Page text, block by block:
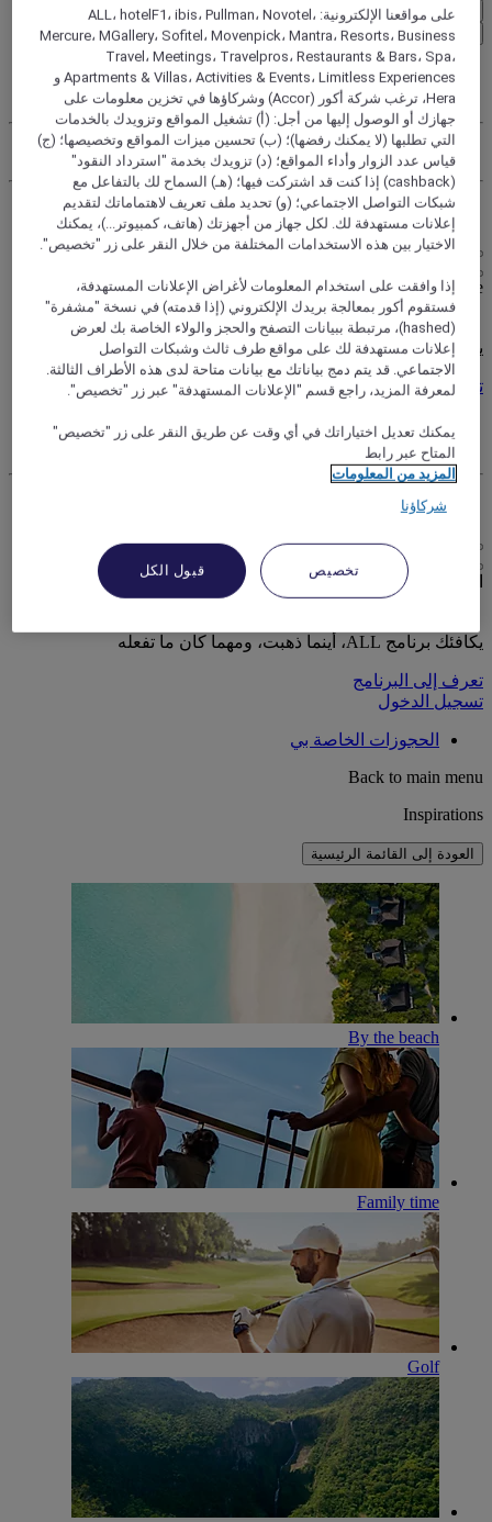
STATUS STATUS VALUE
REWARD points 1000 points
حسابي
الحجوزات الخاصة بي
كسب النقاط واستخدامها
تسجيل الخروج
FirstName LastName
يكافئك برنامج ALL، أينما ذهبت، ومهما كان ما تفعله
تعرف إلى البرنامج
حسابي
الحجوزات الخاصة بي
تسجيل الخروج
الحياة على طريقتك
يكافئك برنامج ALL، أينما ذهبت، ومهما كان ما تفعله
تعرف إلى البرنامج
تسجيل الدخول
الحجوزات الخاصة بي
Back to main menu
Inspirations
العودة إلى القائمة الرئيسية
By the beach
Family time
Golf
على مواقعنا الإلكترونية: ALL، hotelF1، ibis، Pullman، Novotel،
Mercure، MGallery، Sofitel، Movenpick، Mantra، Resorts، Business
Travel، Meetings، Travelpros، Restaurants & Bars، Spa،
Apartments & Villas، Activities & Events، Limitless Experiences و
Hera، ترغب شركة أكور (Accor) وشركاؤها في تخزين معلومات على
جهازك أو الوصول إليها من أجل: (أ) تشغيل المواقع وتزويدك بالخدمات
التي تطلبها (لا يمكنك رفضها)؛ (ب) تحسين ميزات المواقع وتخصيصها؛ (ج)
قياس عدد الزوار وأداء المواقع؛ (د) تزويدك بخدمة "استرداد النقود"
(cashback) إذا كنت قد اشتركت فيها؛ (هـ) السماح لك بالتفاعل مع
شبكات التواصل الاجتماعي؛ (و) تحديد ملف تعريف لاهتماماتك لتقديم
إعلانات مستهدفة لك. لكل جهاز من أجهزتك (هاتف، كمبيوتر...)، يمكنك
الاختيار بين هذه الاستخدامات المختلفة من خلال النقر على زر "تخصيص".
إذا وافقت على استخدام المعلومات لأغراض الإعلانات المستهدفة،
فستقوم أكور بمعالجة بريدك الإلكتروني (إذا قدمته) في نسخة "مشفرة"
(hashed)، مرتبطة ببيانات التصفح والحجز والولاء الخاصة بك لعرض
إعلانات مستهدفة لك على مواقع طرف ثالث وشبكات التواصل
الاجتماعي. قد يتم دمج بياناتك مع بيانات متاحة لدى هذه الأطراف الثالثة.
لمعرفة المزيد، راجع قسم "الإعلانات المستهدفة" عبر زر "تخصيص".
يمكنك تعديل اختياراتك في أي وقت عن طريق النقر على زر "تخصيص"
المتاح عبر رابط
المزيد من المعلومات
شركاؤنا
تخصيص قبول الكل